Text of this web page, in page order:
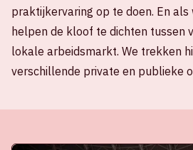
praktijkervaring op te doen. En
helpen de kloof te dichten tussen
lokale arbeidsmarkt. We trekken
verschillende private en publieke